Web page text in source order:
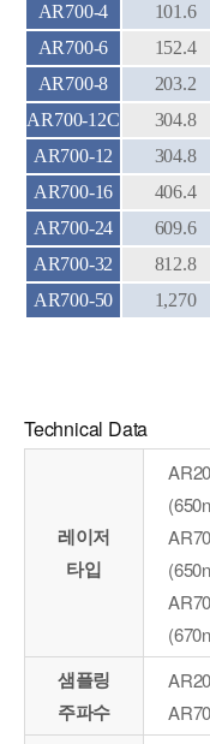
AR700-4
101.6
AR700-6
152.4
AR700-8
203.2
AR700-12C
304.8
AR700-12
304.8
AR700-16
406.4
AR700-24
609.6
AR700-32
812.8
AR700-50
1,270
Technical Data
레이저
타입
샘플링
주파수